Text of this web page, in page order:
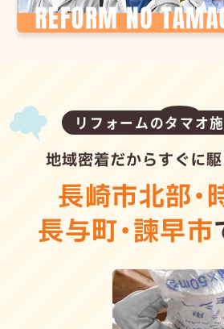
リフォームのタマオ
地域密着だからすぐに
長崎市北部・
長与町・諫早市